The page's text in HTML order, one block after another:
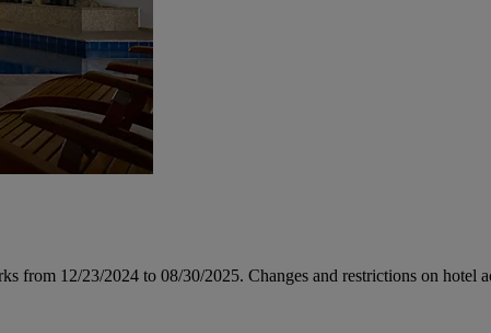
from 12/23/2024 to 08/30/2025. Changes and restrictions on hotel